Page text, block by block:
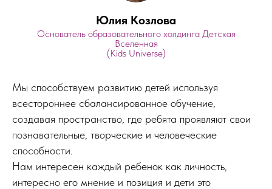
Юлия Козлова
Основатель образовательного холдинга Детская
Вселенная
(Kids Universe)
Мы способствуем развитию детей используя
всестороннее сбалансированное обучение,
создавая пространство, где ребята проявляют свои
познавательные, творческие и человеческие
способности.
Нам интересен каждый ребенок как личность,
интересно его мнение и позиция и дети это